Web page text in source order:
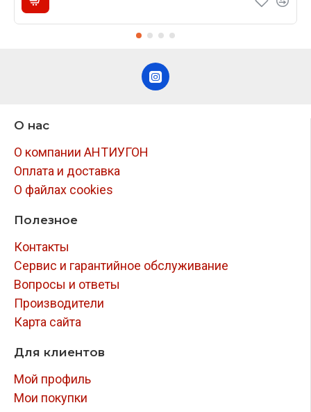
О нас
О компании АНТИУГОН
Оплата и доставка
О файлах cookies
Полезное
Контакты
Сервис и гарантийное обслуживание
Вопросы и ответы
Производители
Карта сайта
Для клиентов
Мой профиль
Мои покупки